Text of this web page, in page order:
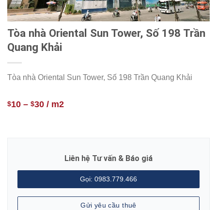
Tòa nhà Oriental Sun Tower, Số 198 Trần
Quang Khải
Tòa nhà Oriental Sun Tower, Số 198 Trần Quang Khải
$10 – $30 / m2
Liên hệ Tư vấn & Báo giá
Gọi: 0983.779.466
Gửi yêu cầu thuê